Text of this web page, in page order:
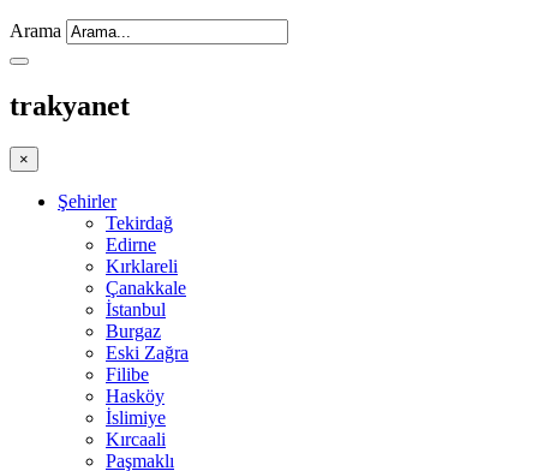
Arama
trakyanet
×
Şehirler
Tekirdağ
Edirne
Kırklareli
Çanakkale
İstanbul
Burgaz
Eski Zağra
Filibe
Hasköy
İslimiye
Kırcaali
Paşmaklı